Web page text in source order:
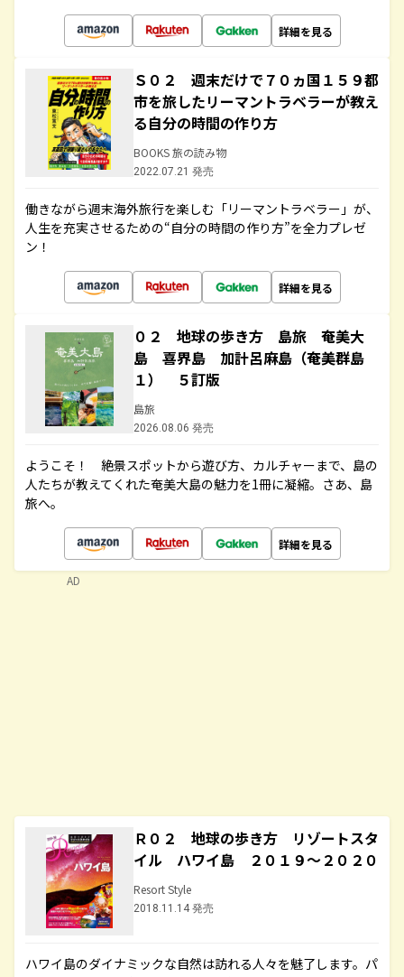
詳細を見る
Ｓ０２ 週末だけで７０ヵ国１５９都
市を旅したリーマントラベラーが教え
る自分の時間の作り方
BOOKS 旅の読み物
2022.07.21 発売
働きながら週末海外旅行を楽しむ「リーマントラベラー」が、
人生を充実させるための“自分の時間の作り方”を全力プレゼ
ン！
詳細を見る
０２ 地球の歩き方 島旅 奄美大
島 喜界島 加計呂麻島（奄美群島
１） ５訂版
島旅
2026.08.06 発売
ようこそ！ 絶景スポットから遊び方、カルチャーまで、島の
人たちが教えてくれた奄美大島の魅力を1冊に凝縮。さあ、島
旅へ。
詳細を見る
Ｒ０２ 地球の歩き方 リゾートスタ
イル ハワイ島 ２０１９～２０２０
Resort Style
2018.11.14 発売
ハワイ島のダイナミックな自然は訪れる人々を魅了します。パ
AD